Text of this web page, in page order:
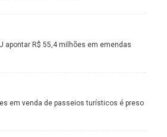
apontar R$ 55,4 milhões em emendas
em venda de passeios turísticos é preso